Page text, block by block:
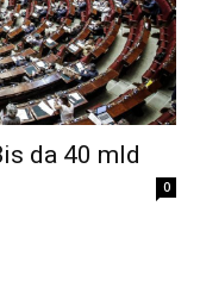
da 40 mld
0